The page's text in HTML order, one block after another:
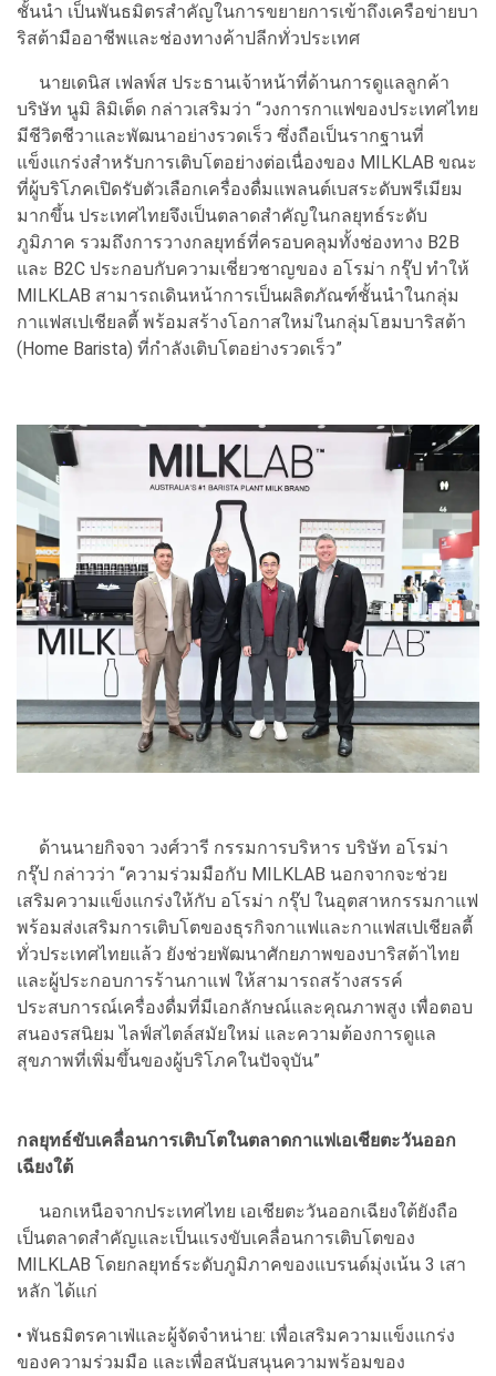
ชั้นนำ เป็นพันธมิตรสำคัญในการขยายการเข้าถึงเครือข่ายบา
ริสต้ามืออาชีพและช่องทางค้าปลีกทั่วประเทศ
นายเดนิส เฟลพ์ส ประธานเจ้าหน้าที่ด้านการดูแลลูกค้า
บริษัท นูมิ ลิมิเต็ด กล่าวเสริมว่า “วงการกาแฟของประเทศไทย
มีชีวิตชีวาและพัฒนาอย่างรวดเร็ว ซึ่งถือเป็นรากฐานที่
แข็งแกร่งสำหรับการเติบโตอย่างต่อเนื่องของ MILKLAB ขณะ
ที่ผู้บริโภคเปิดรับตัวเลือกเครื่องดื่มแพลนต์เบสระดับพรีเมียม
มากขึ้น ประเทศไทยจึงเป็นตลาดสำคัญในกลยุทธ์ระดับ
ภูมิภาค รวมถึงการวางกลยุทธ์ที่ครอบคลุมทั้งช่องทาง B2B
และ B2C ประกอบกับความเชี่ยวชาญของ อโรม่า กรุ๊ป ทำให้
MILKLAB สามารถเดินหน้าการเป็นผลิตภัณฑ์ชั้นนำในกลุ่ม
กาแฟสเปเชียลตี้ พร้อมสร้างโอกาสใหม่ในกลุ่มโฮมบาริสต้า
(Home Barista) ที่กำลังเติบโตอย่างรวดเร็ว”
ด้านนายกิจจา วงศ์วารี กรรมการบริหาร บริษัท อโรม่า
กรุ๊ป กล่าวว่า “ความร่วมมือกับ MILKLAB นอกจากจะช่วย
เสริมความแข็งแกร่งให้กับ อโรม่า กรุ๊ป ในอุตสาหกรรมกาแฟ
พร้อมส่งเสริมการเติบโตของธุรกิจกาแฟและกาแฟสเปเชียลตี้
ทั่วประเทศไทยแล้ว ยังช่วยพัฒนาศักยภาพของบาริสต้าไทย
และผู้ประกอบการร้านกาแฟ ให้สามารถสร้างสรรค์
ประสบการณ์เครื่องดื่มที่มีเอกลักษณ์และคุณภาพสูง เพื่อตอบ
สนองรสนิยม ไลฟ์สไตล์สมัยใหม่ และความต้องการดูแล
สุขภาพที่เพิ่มขึ้นของผู้บริโภคในปัจจุบัน”
กลยุทธ์ขับเคลื่อนการเติบโตในตลาดกาแฟเอเชียตะวันออก
เฉียงใต้
นอกเหนือจากประเทศไทย เอเชียตะวันออกเฉียงใต้ยังถือ
เป็นตลาดสำคัญและเป็นแรงขับเคลื่อนการเติบโตของ
MILKLAB โดยกลยุทธ์ระดับภูมิภาคของแบรนด์มุ่งเน้น 3 เสา
หลัก ได้แก่
• พันธมิตรคาเฟ่และผู้จัดจำหน่าย: เพื่อเสริมความแข็งแกร่ง
ของความร่วมมือ และเพื่อสนับสนุนความพร้อมของ